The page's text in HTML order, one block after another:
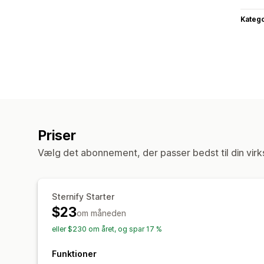
Priser
Vælg det abonnement, der passer bedst til din
Sternify Starter
$23om måneden
eller $230 om året, og spar 17 %
Funktioner